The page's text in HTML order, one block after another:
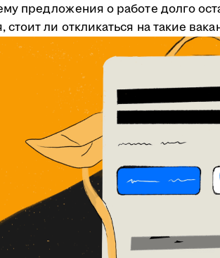
предложения о работе долго
ли откликаться на такие